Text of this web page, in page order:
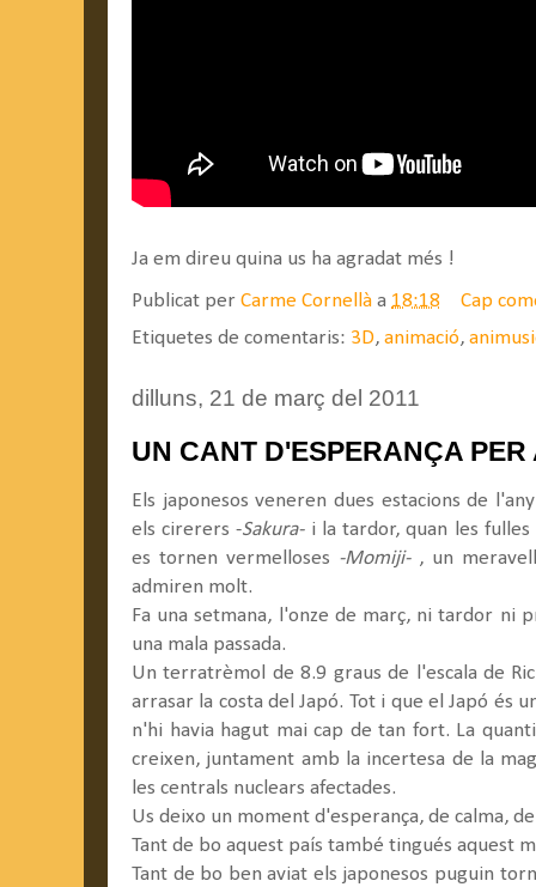
Ja em direu quina us ha agradat més !
Publicat per Carme Cornellà a 18:18
Cap
Etiquetes de comentaris: 3D, animació,
dilluns, 21 de març del 2011
UN CANT D'ESPERANÇA
Els japonesos veneren dues estacions de
els cirerers -Sakura- i la tardor, quan les
es tornen vermelloses -Momiji- , un
admiren molt.
Fa una setmana, l'onze de març, ni tardor ni
una mala passada.
Un terratrèmol de 8.9 graus de l'escala de
arrasar la costa del Japó. Tot i que el Japó és
n'hi havia hagut mai cap de tan fort. La
creixen, juntament amb la incertesa de la
les centrals nuclears afectades.
Us deixo un moment d'esperança, de calma,
Tant de bo aquest país també tingués aquest
Tant de bo ben aviat els japonesos puguin